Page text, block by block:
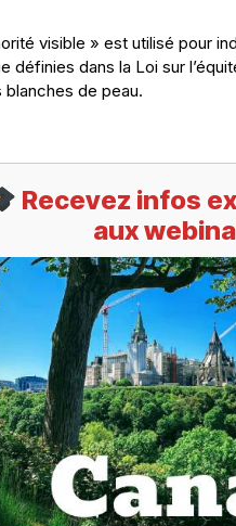
visible » est utilisé pour
définies dans la Loi sur
de peau.
Recevez infos
aux